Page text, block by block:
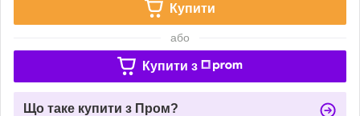
Купити
або
Купити з
Що таке купити з Пром?